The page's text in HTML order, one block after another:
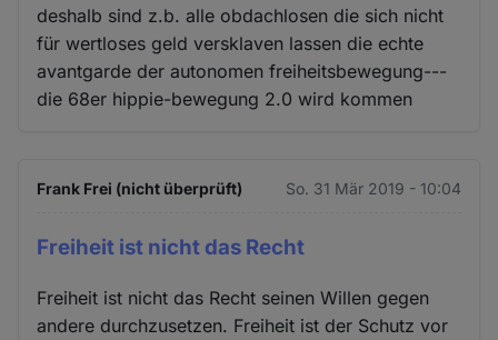
deshalb sind z.b. alle obdachlosen die sich nicht
für wertloses geld versklaven lassen die echte
avantgarde der autonomen freiheitsbewegung---
die 68er hippie-bewegung 2.0 wird kommen
Frank Frei (nicht überprüft) So. 31 Mär 2019 - 10:04
Freiheit ist nicht das Recht
Freiheit ist nicht das Recht seinen Willen gegen
andere durchzusetzen. Freiheit ist der Schutz vor